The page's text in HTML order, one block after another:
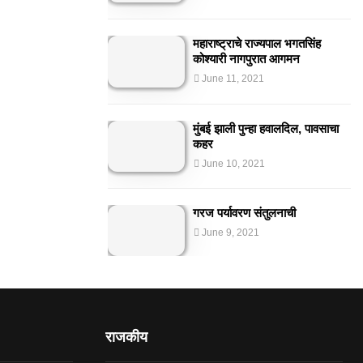
महाराष्ट्राचे राज्यपाल भगतसिंह
कोश्यारी नागपुरात आगमन
June 11, 2021
मुंबई झाली पुन्हा हवालदिल, पावसाचा
कहर
June 10, 2021
गरज पर्यावरण संतुलनाची
June 9, 2021
राजकीय